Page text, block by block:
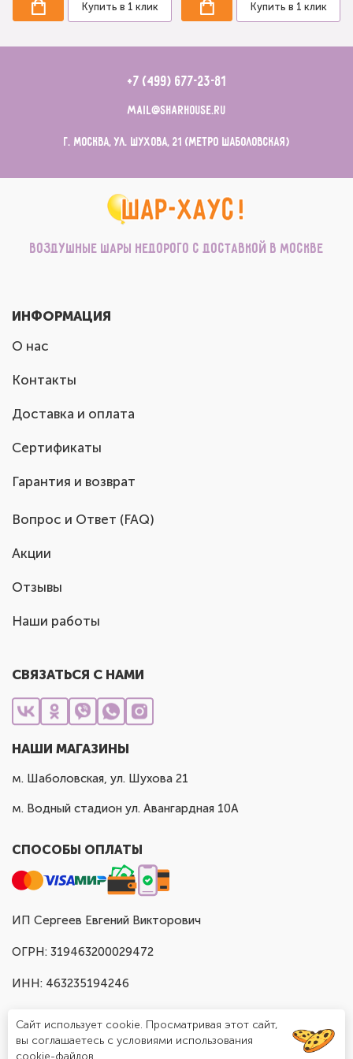
Купить в 1 клик Купить в 1 клик
+7 (499) 677-23-81
mail@sharhouse.ru
г. Москва, ул. Шухова, 21 (метро Шаболовская)
Воздушные шары недорого с доставкой в Москве
ИНФОРМАЦИЯ
О нас
Контакты
Доставка и оплата
Сертификаты
Гарантия и возврат
Вопрос и Ответ (FAQ)
Акции
Отзывы
Наши работы
СВЯЗАТЬСЯ С НАМИ
НАШИ МАГАЗИНЫ
м. Шаболовская, ул. Шухова 21
м. Водный стадион ул. Авангардная 10А
СПОСОБЫ ОПЛАТЫ
ИП Сергеев Евгений Викторович
ОГРН: 319463200029472
ИНН: 463235194246
Сайт использует cookie. Просматривая этот сайт,
вы соглашаетесь с условиями использования
cookie-файлов.